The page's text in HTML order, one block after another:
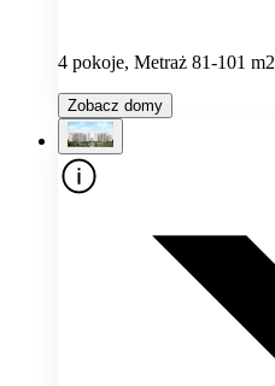
4 pokoje, Metraż 81-101 m2
Zobacz domy